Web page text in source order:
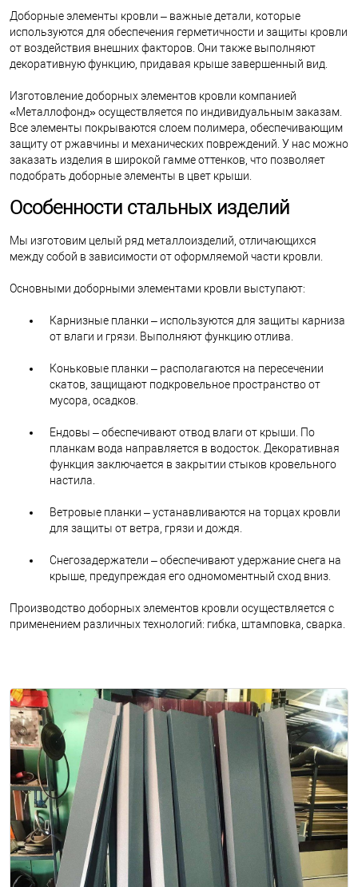
Доборные элементы кровли – важные детали, которые
используются для обеспечения герметичности и защиты кровли
от воздействия внешних факторов. Они также выполняют
декоративную функцию, придавая крыше завершенный вид.
Изготовление доборных элементов кровли компанией
«Металлофонд» осуществляется по индивидуальным заказам.
Все элементы покрываются слоем полимера, обеспечивающим
защиту от ржавчины и механических повреждений. У нас можно
заказать изделия в широкой гамме оттенков, что позволяет
подобрать доборные элементы в цвет крыши.
Особенности стальных изделий
Мы изготовим целый ряд металлоизделий, отличающихся
между собой в зависимости от оформляемой части кровли.
Основными доборными элементами кровли выступают:
Карнизные планки – используются для защиты карниза
от влаги и грязи. Выполняют функцию отлива.
Коньковые планки – располагаются на пересечении
скатов, защищают подкровельное пространство от
мусора, осадков.
Ендовы – обеспечивают отвод влаги от крыши. По
планкам вода направляется в водосток. Декоративная
функция заключается в закрытии стыков кровельного
настила.
Ветровые планки – устанавливаются на торцах кровли
для защиты от ветра, грязи и дождя.
Снегозадержатели – обеспечивают удержание снега на
крыше, предупреждая его одномоментный сход вниз.
Производство доборных элементов кровли осуществляется с
применением различных технологий: гибка, штамповка, сварка.